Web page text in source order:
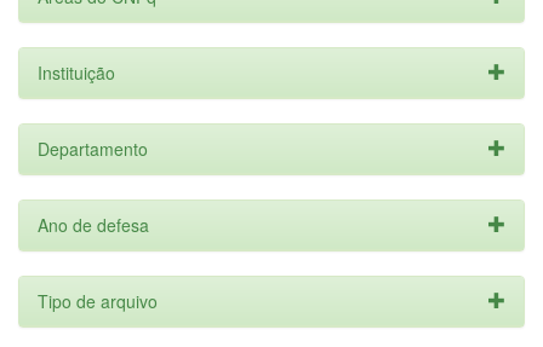
Instituição
Departamento
Ano de defesa
Tipo de arquivo